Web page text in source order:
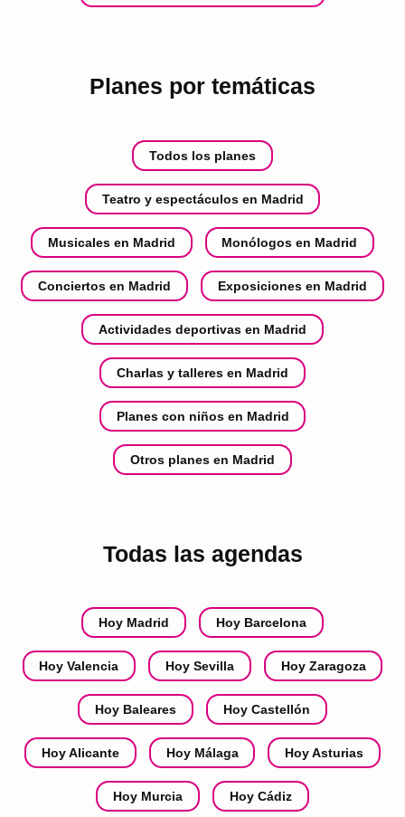
Planes por temáticas
Todos los planes
Teatro y espectáculos en Madrid
Musicales en Madrid Monólogos en Madrid
Conciertos en Madrid Exposiciones en Madrid
Actividades deportivas en Madrid
Charlas y talleres en Madrid
Planes con niños en Madrid
Otros planes en Madrid
Todas las agendas
Hoy Madrid Hoy Barcelona
Hoy Valencia Hoy Sevilla Hoy Zaragoza
Hoy Baleares Hoy Castellón
Hoy Alicante Hoy Málaga Hoy Asturias
Hoy Murcia Hoy Cádiz